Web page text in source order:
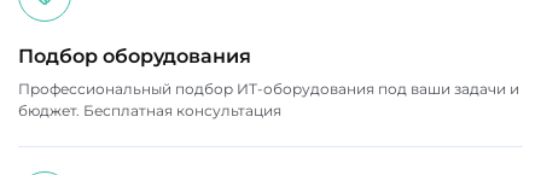
Подбор оборудования
Профессиональный подбор ИТ-оборудования под ваши задачи и
бюджет. Бесплатная консультация